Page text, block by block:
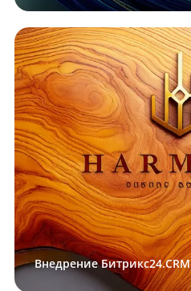
Внедрение Битрикс24.CRM